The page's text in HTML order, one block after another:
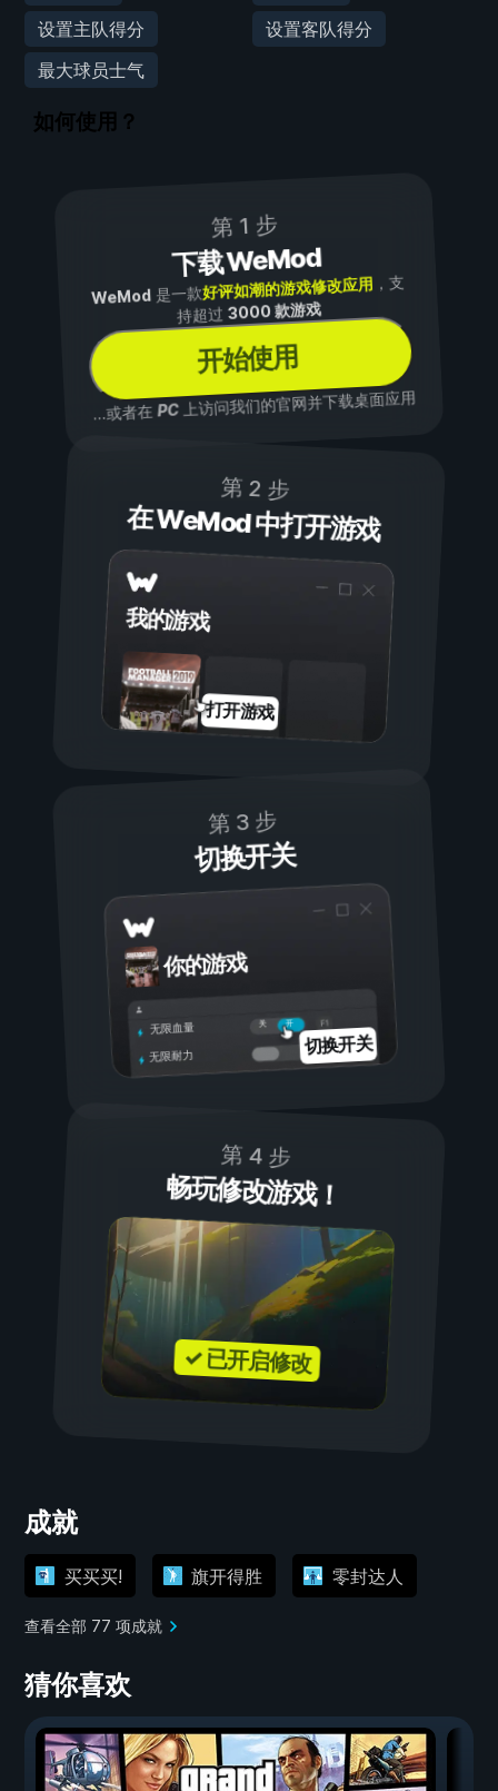
设置主队得分
设置客队得分
最大球员士气
如何使用？
第 1 步
下载 WeMod
WeMod是一款好评如潮的游戏修改应用 ，支
持超过3000 款游戏
开始使用
...或者在PC上访问我们的官网并下载桌面应用
第 2 步
在 WeMod 中打开游戏
我的游戏
打开游戏
第 3 步
切换开关
你的游戏
开
关
无限血量
无限耐力
切换开关
第 4 步
畅玩修改游戏！
✓ 已开启修改
成就
买买买! 旗开得胜 零封达人
查看全部 77 项成就
猜你喜欢